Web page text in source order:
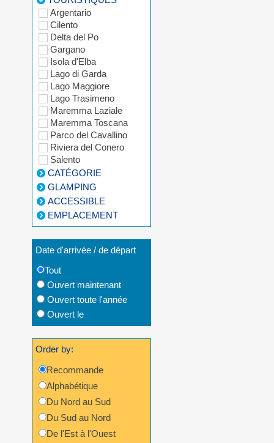
Argentario
Cilento
Delta del Po
Gargano
Isola d'Elba
Lago di Garda
Lago Maggiore
Lago Trasimeno
Maremma Laziale
Maremma Toscana
Parco del Cavallino
Riviera del Conero
Salento
CATÉGORIE
GLAMPING
ACCESSIBLE
EMPLACEMENT
Date d'arrivée / de départ
Tout
Ouvert maintenant
Ouvert toute l'année
Ouvert le
Order by:
Recommande
Alphabétique
Du Nord au Sud
Du Sud au Nord
De l'Est à l'Ouest